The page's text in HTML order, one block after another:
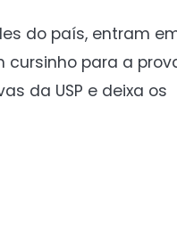
do país, entram
cursinho para a
da USP e deixa os